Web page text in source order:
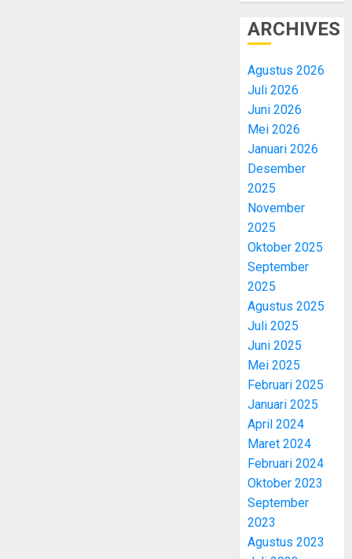
ARCHIVES
Agustus 2026
Juli 2026
Juni 2026
Mei 2026
Januari 2026
Desember
2025
November
2025
Oktober 2025
September
2025
Agustus 2025
Juli 2025
Juni 2025
Mei 2025
Februari 2025
Januari 2025
April 2024
Maret 2024
Februari 2024
Oktober 2023
September
2023
Agustus 2023